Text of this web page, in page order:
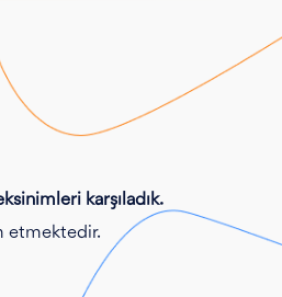
karşıladık.
etmektedir.